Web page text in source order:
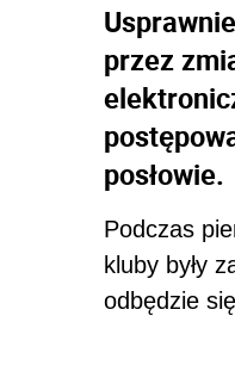
przez
posłowie.
Podczas
kluby były
odbędzie